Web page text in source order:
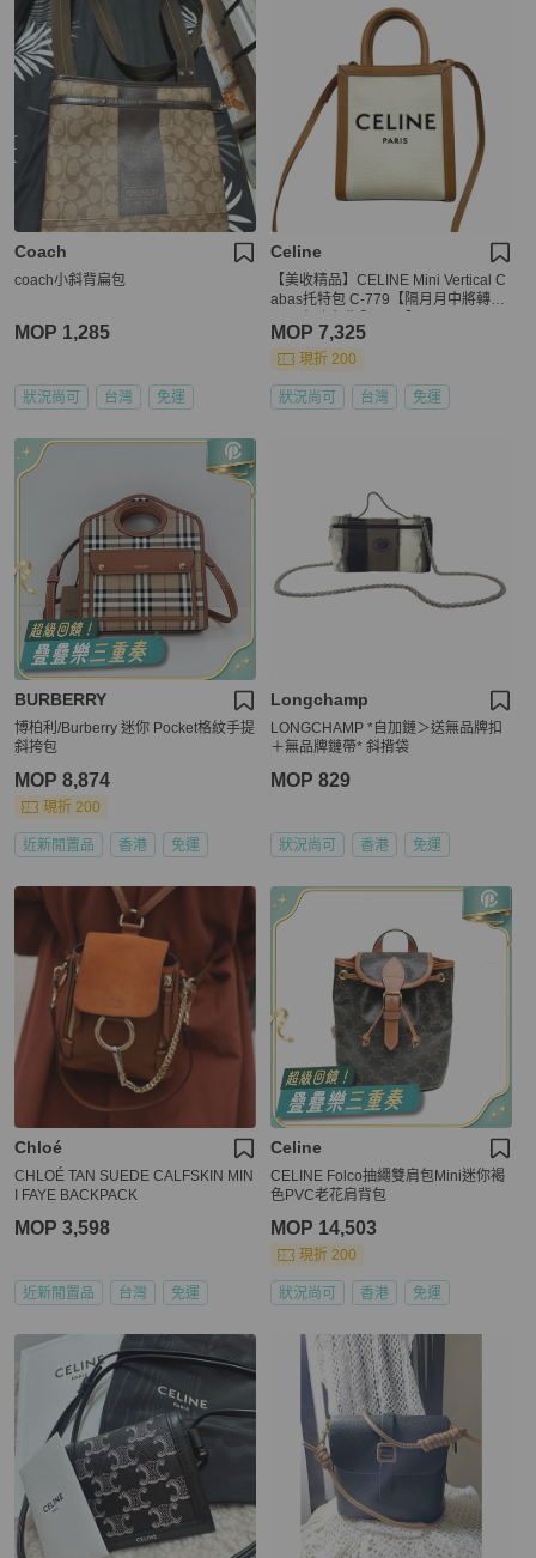
Coach
coach小斜背扁包
MOP 1,285
狀況尚可 台灣 免運
Celine
【美收精品】CELINE Mini Vertical C
abas托特包 C-779【隔月月中將轉賣
MOP 7,325
現折 200
狀況尚可 台灣 免運
BURBERRY
博柏利/Burberry 迷你 Pocket格紋手提
斜挎包
MOP 8,874
現折 200
近新閒置品 香港 免運
Longchamp
LONGCHAMP *自加鏈＞送無品牌扣
＋無品牌鏈帶* 斜揹袋
MOP 829
狀況尚可 香港 免運
Chloé
CHLOÉ TAN SUEDE CALFSKIN MIN
I FAYE BACKPACK
MOP 3,598
近新閒置品 台灣 免運
Celine
CELINE Folco抽繩雙肩包Mini迷你褐
色PVC老花肩背包
MOP 14,503
現折 200
狀況尚可 香港 免運